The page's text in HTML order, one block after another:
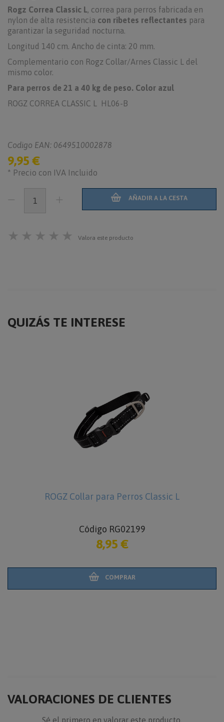
Rogz Correa Classic L, correa para perros fabricada en
nylon de alta resistencia con ribetes reflectantes para
garantizar la seguridad nocturna.
Longitud 140 cm. Ancho de cinta: 20 mm.
Complementario con Rogz Collar/Arnes Classic L del
mismo color.
Para perros de 21 a 40 kg de peso. Color azul
ROGZ CORREA CLASSIC L HL06-B
Codigo EAN: 0649510002878
9,95 €
* Precio con IVA Incluido
AÑADIR A LA CESTA
★ ★ ★ ★ ★ Valora este producto
QUIZÁS TE INTERESE
ROGZ Collar para Perros Classic L
Código RG02199
8,95 €
COMPRAR
VALORACIONES DE CLIENTES
Sé el primero en valorar este producto.